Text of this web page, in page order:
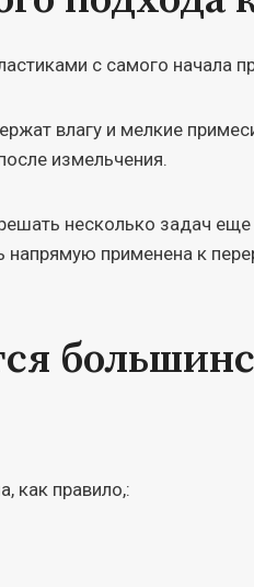
с самого начала
влагу и мелкие
измельчения.
несколько задач
напрямую применена к
как правило,: